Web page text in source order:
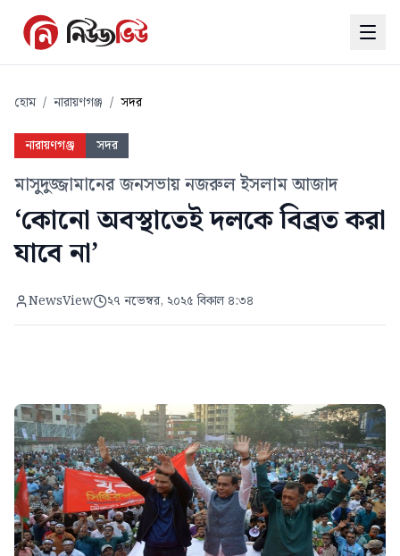
হোম / নারায়ণগঞ্জ / সদর
নারায়ণগঞ্জ সদর
মাসুদুজ্জামানের জনসভায় নজরুল ইসলাম আজাদ
‘কোনো অবস্থাতেই দলকে বিব্রত করা
যাবে না’
NewsView ২৭ নভেম্বর, ২০২৫ বিকাল ৪:৩৪